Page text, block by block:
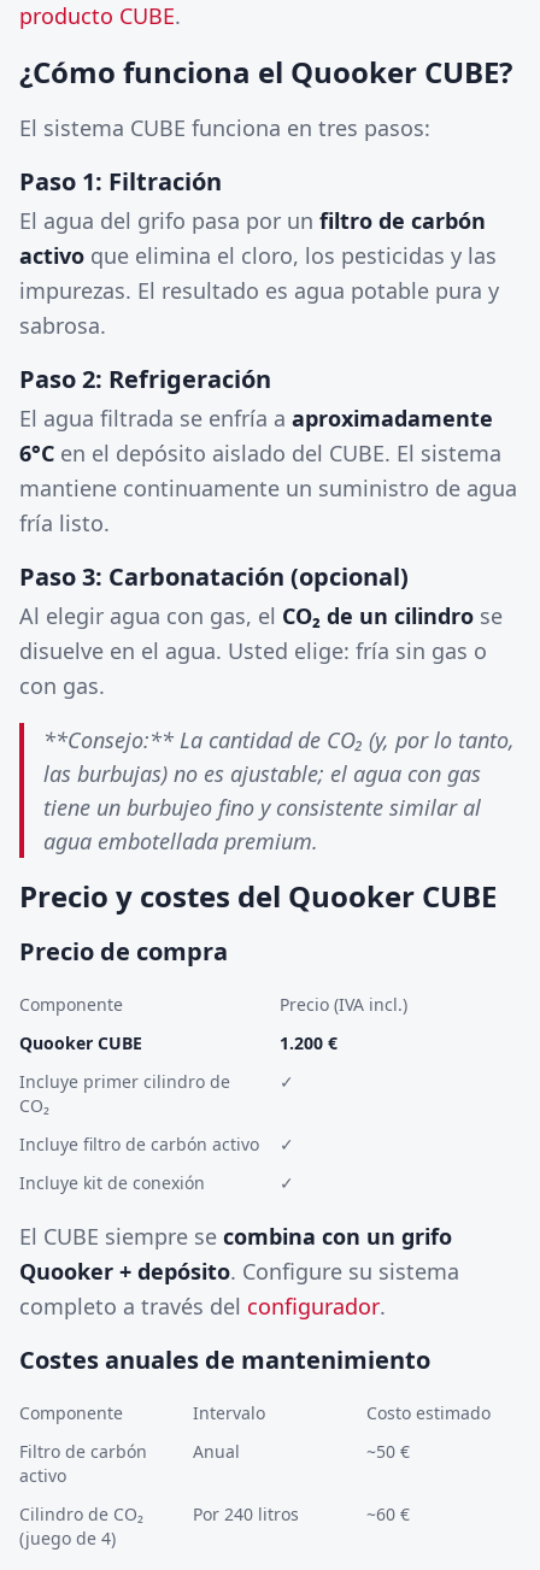
producto CUBE.
¿Cómo funciona el Quooker CUBE?
El sistema CUBE funciona en tres pasos:
Paso 1: Filtración
El agua del grifo pasa por un filtro de carbón
activo que elimina el cloro, los pesticidas y las
impurezas. El resultado es agua potable pura y
sabrosa.
Paso 2: Refrigeración
El agua filtrada se enfría a aproximadamente
6°C en el depósito aislado del CUBE. El sistema
mantiene continuamente un suministro de agua
fría listo.
Paso 3: Carbonatación (opcional)
Al elegir agua con gas, el CO₂ de un cilindro se
disuelve en el agua. Usted elige: fría sin gas o
con gas.
**Consejo:** La cantidad de CO₂ (y, por lo tanto,
las burbujas) no es ajustable; el agua con gas
tiene un burbujeo fino y consistente similar al
agua embotellada premium.
Precio y costes del Quooker CUBE
Precio de compra
Componente
Precio (IVA incl.)
Quooker CUBE
1.200 €
Incluye primer cilindro de
CO₂
✓
Incluye filtro de carbón activo
✓
Incluye kit de conexión
✓
El CUBE siempre se combina con un grifo
Quooker + depósito. Configure su sistema
completo a través del configurador.
Costes anuales de mantenimiento
Componente Intervalo
Costo estimado
Filtro de carbón
activo
Anual ~50 €
Cilindro de CO₂
(juego de 4)
Por 240 litros ~60 €